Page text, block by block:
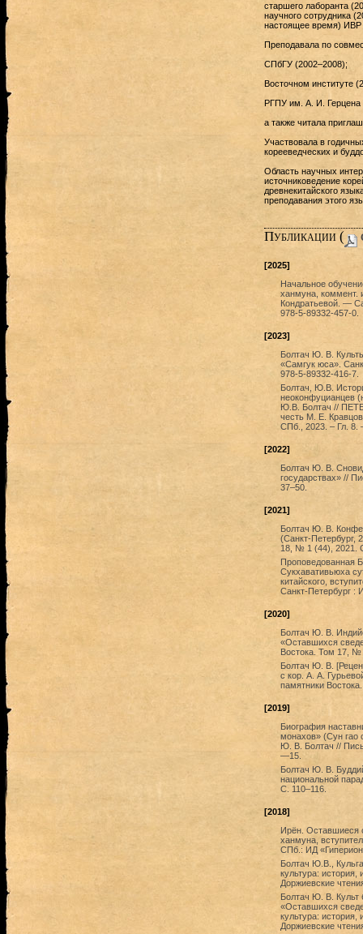
старшего лаборанта
научного сотрудника
настоящее время)
Преподавала по
СПбГУ (2002–2008);
Восточном институте
РГПУ им. А. И. Герцена
а также читала
Участвовала в
корееведческих и
Область научных
источниковедение
древнекитайского
преподавания этого
Публикации (
[2025]
Начальное
ханмуна, коммент.
Кондратьевой. —
978-5-89332-457-0.
[2023]
Болтач Ю. В.
«Самгук юса».
978-5-89332-416-7.
Болтач, Ю.В.
неоконфуцианцев
Ю.В. Болтач //
честь М. Е.
СПб., 2023. – Гл. 8.
[2022]
Болтач Ю. В.
государствах» //
37–50.
[2021]
Болтач Ю. В.
(Санкт-Петербург,
18, № 1 (44), 2021.
Проповедованная
Сукхавативьюха
китайского,
Санкт-Петербург :
[2020]
Болтач Ю. В.
«Оставшихся
Востока. Том 17,
Болтач Ю. В.
с кор. А. А.
памятники
[2019]
Биография
монахов» (Сун гао
Ю. В. Болтач //
—15.
Болтач Ю. В.
национальной
С. 110–116.
[2018]
Ирён. Оставшиеся
ханмуна,
СПб.: ИД
Болтач Ю.В.,
культура: история,
Доржиевские
Болтач Ю. В. Культ
«Оставшихся
культура: история,
Доржиевские